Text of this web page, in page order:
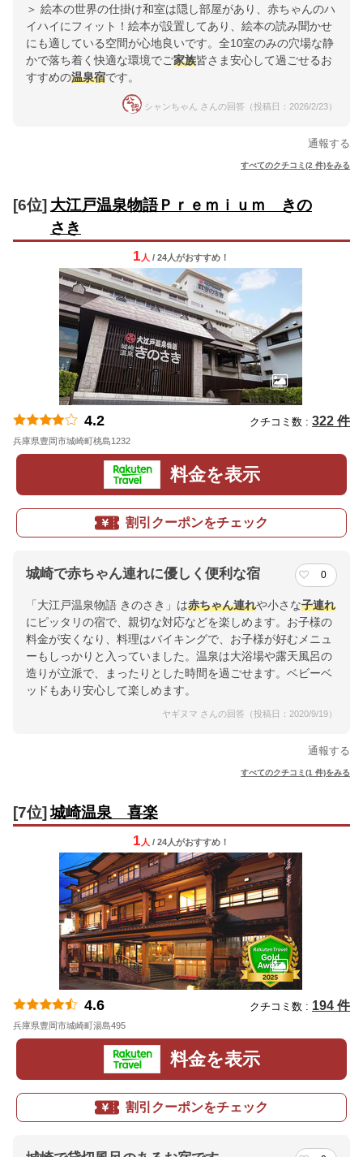
＞ 絵本の世界の仕掛け和室は隠し部屋があり、赤ちゃんのハ
イハイにフィット！絵本が設置してあり、絵本の読み聞かせ
にも適している空間が心地良いです。全10室のみの穴場な静
かで落ち着く快適な環境でご家族皆さま安心して過ごせるお
すすめの温泉宿です。
シャンちゃん さんの回答（投稿日：2026/2/23）
通報する
すべてのクチコミ(2 件)をみる
[6位] 大江戸温泉物語Ｐｒｅｍｉｕｍ きの
さき
1 人 / 24人がおすすめ！
4.2 クチコミ数 : 322 件
兵庫県豊岡市城崎町桃島1232
料金を表示
割引クーポンをチェック
城崎で赤ちゃん連れに優しく便利な宿 0
「大江戸温泉物語 きのさき」は赤ちゃん連れや小さな子連れ
にピッタリの宿で、親切な対応などを楽しめます。お子様の
料金が安くなり、料理はバイキングで、お子様が好むメニュ
ーもしっかりと入っていました。温泉は大浴場や露天風呂の
造りが立派で、まったりとした時間を過ごせます。ベビーベ
ッドもあり安心して楽しめます。
ヤギヌマ さんの回答（投稿日：2020/9/19）
通報する
すべてのクチコミ(1 件)をみる
[7位] 城崎温泉 喜楽
1 人 / 24人がおすすめ！
4.6 クチコミ数 : 194 件
兵庫県豊岡市城崎町湯島495
料金を表示
割引クーポンをチェック